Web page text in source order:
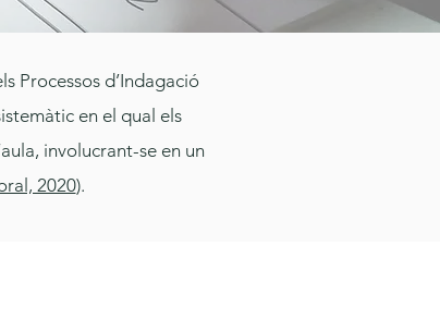
Processos d’Indagació
en el qual els
involucrant-se en un
2020).